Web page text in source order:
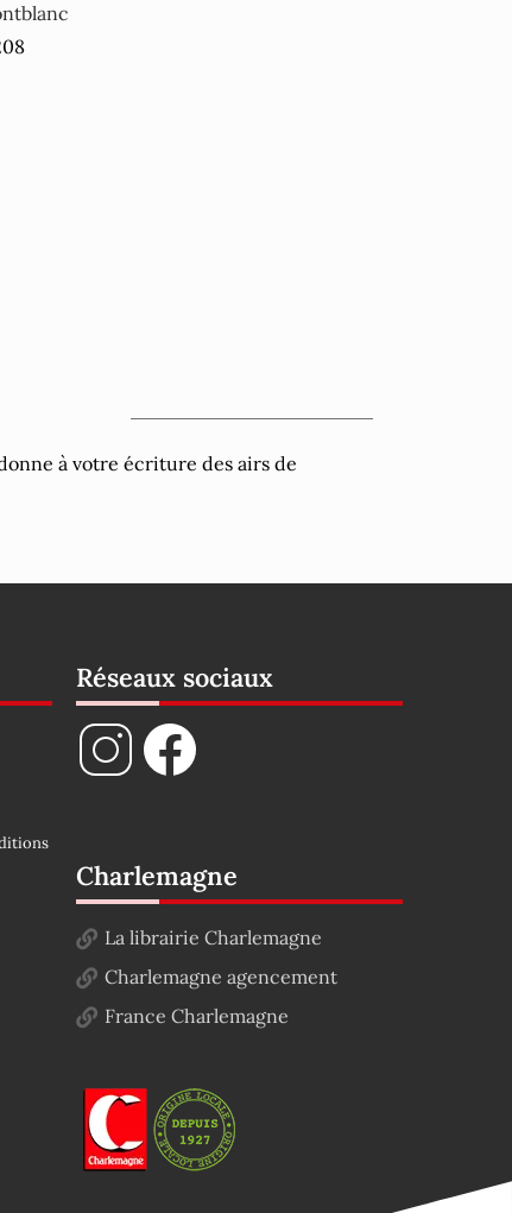
à votre écriture des airs de
Réseaux sociaux
Charlemagne
La librairie Charlemagne
Charlemagne agencement
France Charlemagne